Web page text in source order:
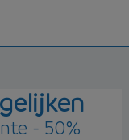
- 50%